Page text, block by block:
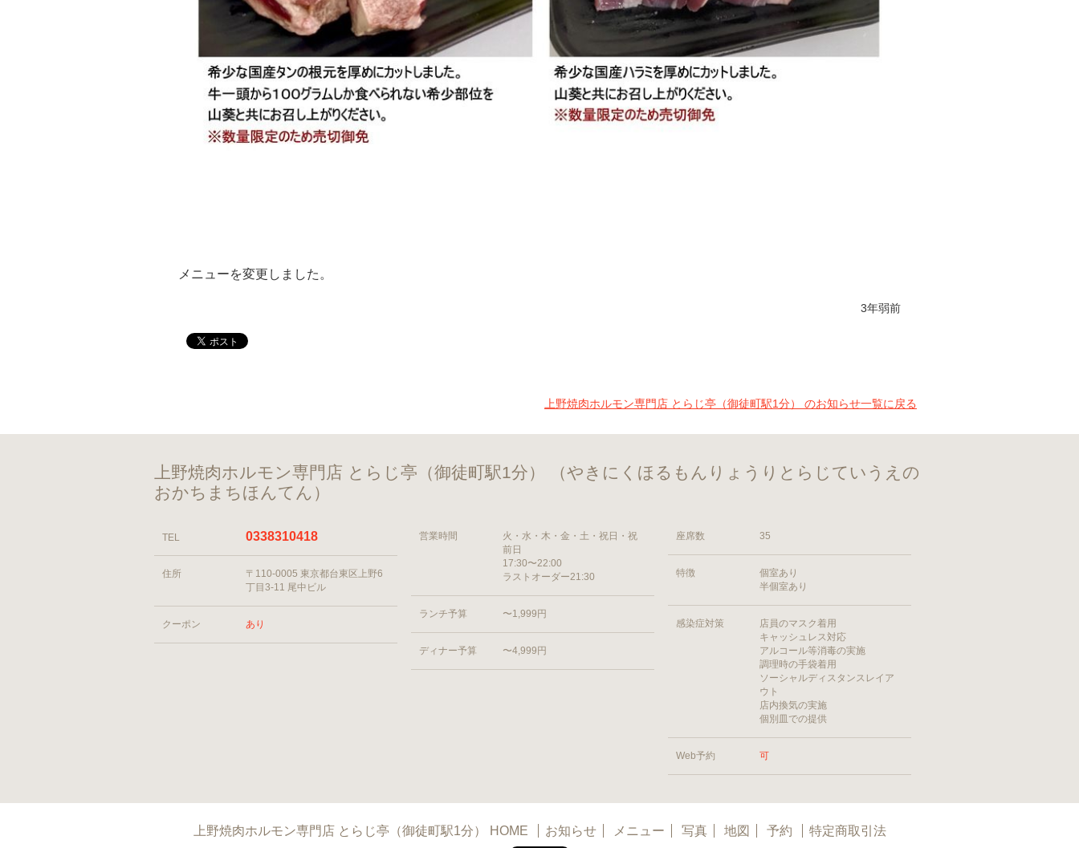
メニューを変更しました。
3年弱前
上野焼肉ホルモン専門店 とらじ亭（御徒町駅1分） のお知らせ一覧に戻る
上野焼肉ホルモン専門店 とらじ亭（御徒町駅1分） （やきにくほるもんりょうりとらじていうえの
おかちまちほんてん）
TEL 0338310418
住所
〒110-0005 東京都台東区上野6
丁目3-11 尾中ビル
クーポン あり
営業時間
火・水・木・金・土・祝日・祝
前日
17:30〜22:00
ラストオーダー21:30
ランチ予算 〜1,999円
ディナー予算 〜4,999円
座席数 35
特徴
個室あり
半個室あり
感染症対策
店員のマスク着用
キャッシュレス対応
アルコール等消毒の実施
調理時の手袋着用
ソーシャルディスタンスレイア
ウト
店内換気の実施
個別皿での提供
Web予約 可
上野焼肉ホルモン専門店 とらじ亭（御徒町駅1分） HOME お知らせ メニュー 写真 地図 予約 特定商取引法